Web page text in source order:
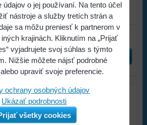
Odoslať
Batérie Sagitarius
údajov o jej používaní. Na tento účel
nástroje a služby tretích strán a
sa môžu preniesť k partnerom v
krajinách. Kliknutím na „Prijať
vyjadrujete svoj súhlas s týmto
Nižšie môžete nájsť podrobné
upraviť svoje preferencie.
ochrany osobných údajov
Ukázať podrobnosti
všetky cookies